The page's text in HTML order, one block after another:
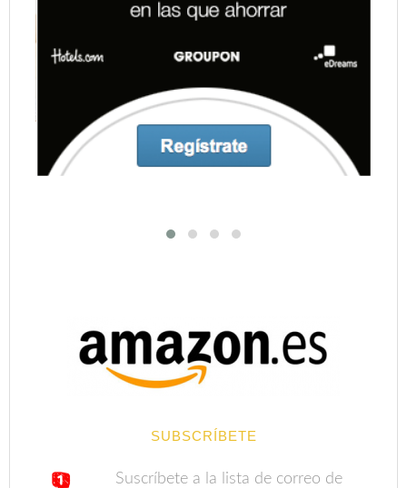
SUBSCRÍBETE
Suscríbete a la lista de correo de